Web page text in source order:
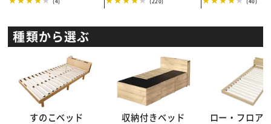
種類から選ぶ
すのこベッド 収納付きベッド ロー・フロア